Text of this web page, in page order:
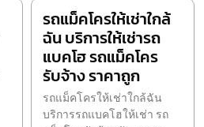
รถแม็คโครให้เช่าใกล้
ฉัน บริการให้เช่ารถ
แบคโฮ รถแม็คโคร
รับจ้าง ราคาถูก
รถแม็คโครให้เช่าใกล้ฉัน
บริการรถแบคโฮให้เช่า รถ